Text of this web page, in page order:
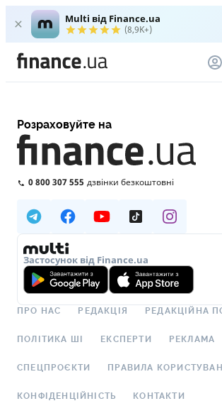
Multi від Finance.ua
(8,9K+)
Розраховуйте на
0 800 307 555 дзвінки безкоштовні
Застосунок від Finance.ua
ПРО НАС РЕДАКЦІЯ РЕДАКЦІЙНА
ПОЛІТИКА ШІ ЕКСПЕРТИ РЕКЛАМА
СПЕЦПРОЄКТИ ПРАВИЛА
КОНФІДЕНЦІЙНІСТЬ КОНТАКТИ